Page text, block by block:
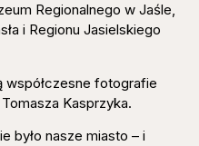
Regionalnego w Jaśle,
i Regionu Jasielskiego
współczesne fotografie
Kasprzyka.
było nasze miasto – i